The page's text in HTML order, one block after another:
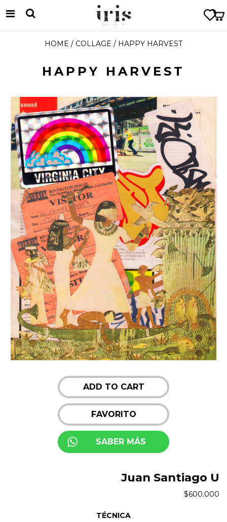
HOME / COLLAGE / HAPPY HARVEST
HAPPY HARVEST
ADD TO CART
FAVORITO
SABER MÁS
Juan Santiago U
$600.000
TÉCNICA